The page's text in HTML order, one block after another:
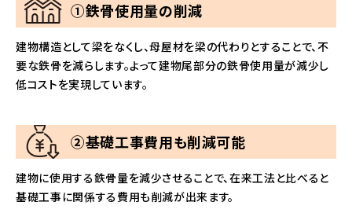
①鉄骨使用量の削減
建物構造として梁をなくし、母屋材を梁の代わりとすることで、不
要な鉄骨を減らします。よって建物尾部分の鉄骨使用量が減少し
低コストを実現しています。
②基礎工事費用も削減可能
建物に使用する鉄骨量を減少させることで、在来工法と比べると
基礎工事に関係する費用も削減が出来ます。